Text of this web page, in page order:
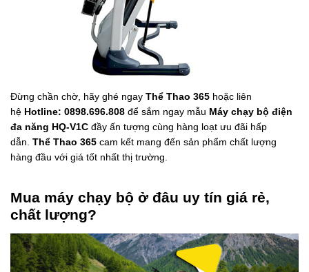
Đừng chần chờ, hãy ghé ngay Thể Thao 365 hoặc liên
hệ Hotline: 0898.696.808 để sắm ngay mẫu Máy chạy bộ điện
đa năng HQ-V1C đầy ấn tượng cùng hàng loạt ưu đãi hấp
dẫn. Thể Thao 365 cam kết mang đến sản phẩm chất lượng
hàng đầu với giá tốt nhất thị trường.
Mua máy chạy bộ ở đâu uy tín giá rẻ,
chất lượng?